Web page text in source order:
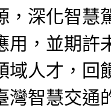
，深化智慧
用，並期許
域人才，回
灣智慧交通